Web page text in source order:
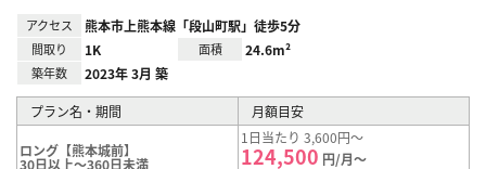
アクセス 熊本市上熊本線「段山町駅」徒歩5分
間取り 1K 面積 24.6m²
築年数 2023年 3月 築
プラン名・期間 月額目安
ロング【熊本城前】
30日以上～360日未満
1日当たり 3,600円～
124,500 円/月～